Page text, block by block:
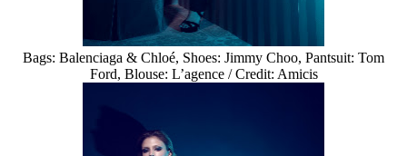
Bags: Balenciaga & Chloé, Shoes: Jimmy Choo, Pantsuit: Tom
Ford, Blouse: L’agence / Credit: Amicis